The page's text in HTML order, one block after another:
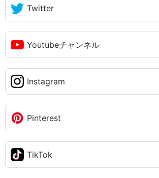
Twitter
Youtubeチャンネル
Instagram
Pinterest
TikTok